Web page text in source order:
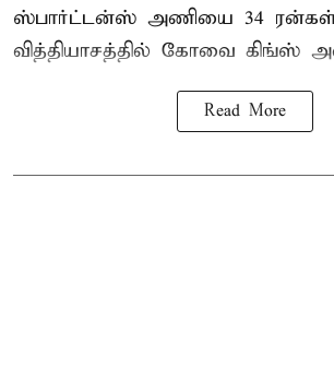
ஸ்பார்ட்டன்ஸ் அணியை 34
வித்தியாசத்தில் கோவை கிங்ஸ்
Read More